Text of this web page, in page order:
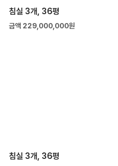
침실 3개, 36평
금액 229,000,000원
침실 3개, 36평